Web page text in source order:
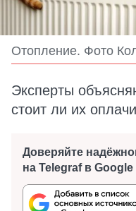
Отопление. Фото
Эксперты
стоит ли их
Доверяйте
на Telegraf в